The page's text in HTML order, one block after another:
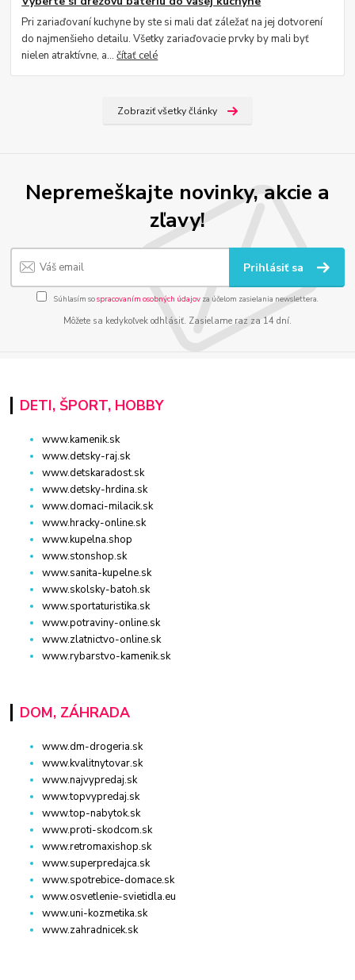
Pri zariaďovaní kuchyne by ste si mali dať záležať na jej dotvorení
do najmenšieho detailu. Všetky zariaďovacie prvky by mali byť
nielen atraktívne, a...čítať celé
Zobraziť všetky články
Nepremeškajte novinky, akcie a
zľavy!
Prihlásiť sa
Súhlasím sospracovaním osobných údajov za účelom zasielania newslettera.
Môžete sa kedykoľvek odhlásiť. Zasielame raz za 14 dní.
DETI, ŠPORT, HOBBY
www.kamenik.sk
www.detsky-raj.sk
www.detskaradost.sk
www.detsky-hrdina.sk
www.domaci-milacik.sk
www.hracky-online.sk
www.kupelna.shop
www.stonshop.sk
www.sanita-kupelne.sk
www.skolsky-batoh.sk
www.sportaturistika.sk
www.potraviny-online.sk
www.zlatnictvo-online.sk
www.rybarstvo-kamenik.sk
DOM, ZÁHRADA
www.dm-drogeria.sk
www.kvalitnytovar.sk
www.najvypredaj.sk
www.topvypredaj.sk
www.top-nabytok.sk
www.proti-skodcom.sk
www.retromaxishop.sk
www.superpredajca.sk
www.spotrebice-domace.sk
www.osvetlenie-svietidla.eu
www.uni-kozmetika.sk
www.zahradnicek.sk